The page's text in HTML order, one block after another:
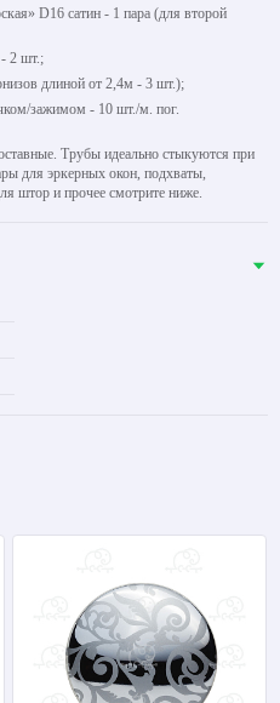
D16 сатин - 1 пара (для второй
- 2 шт.;
длиной от 2,4м - 3 шт.);
зажимом - 10 шт./м. пог.
Трубы идеально стыкуются при
для эркерных окон, подхваты,
штор и прочее смотрите ниже.